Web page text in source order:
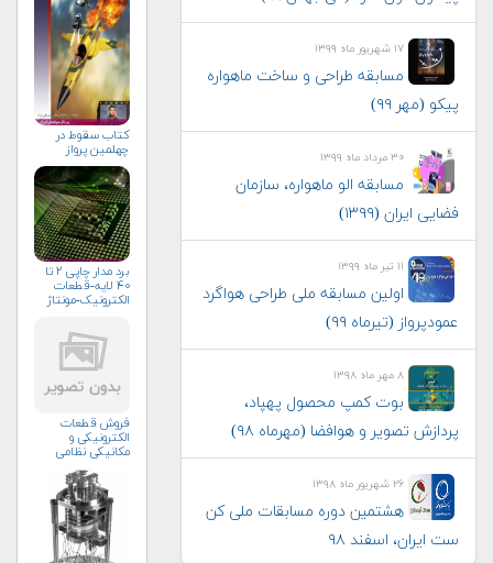
۱۷ شهریور ماه ۱۳۹۹
مسابقه طراحی و ساخت ماهواره
پیکو (مهر ۹۹)
۳۰ مرداد ماه ۱۳۹۹
مسابقه الو ماهواره، سازمان
فضایی ایران (۱۳۹۹)
۱۱ تیر ماه ۱۳۹۹
اولین مسابقه ملی طراحی هواگرد
عمودپرواز (تیرماه ۹۹)
۸ مهر ماه ۱۳۹۸
بوت کمپ محصول پهپاد،
پردازش تصویر و هوافضا (مهرماه ۹۸)
۲۶ شهریور ماه ۱۳۹۸
هشتمین دوره مسابقات ملی کن
ست ایران، اسفند ۹۸
كتاب سقوط در
چهلمين پرواز
برد مدار چاپی ۲ تا
۴۰ لایه-قطعات
الکترونیک-مونتاژ
فروش قطعات
الکترونیکی و
مکانیکی نظامی